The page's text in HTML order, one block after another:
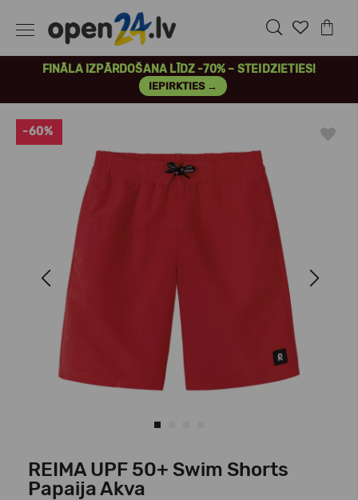
FINĀLA IZPĀRDOŠANA LĪDZ -70% – STEIDZIETIES!
IEPIRKTIES →
Previous Next
-60%
REIMA UPF 50+ Swim Shorts
Papaija Akva